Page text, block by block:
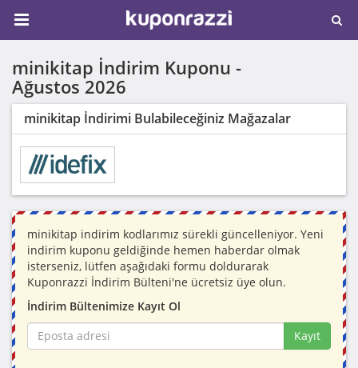
minikitap İndirim Kuponu -
Ağustos 2026
minikitap İndirimi Bulabileceğiniz Mağazalar
minikitap indirim kodlarımız sürekli güncelleniyor. Yeni
indirim kuponu geldiğinde hemen haberdar olmak
isterseniz, lütfen aşağıdaki formu doldurarak
Kuponrazzi İndirim Bülteni'ne ücretsiz üye olun.
İndirim Bültenimize Kayıt Ol
Kayıt